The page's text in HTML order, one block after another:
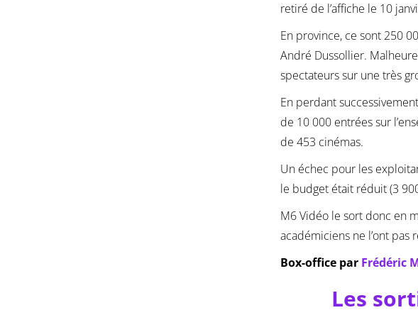
retiré de l’affiche le 10
En province, ce sont 250
André Dussollier.
spectateurs sur une très
En perdant
de 10 000 entrées sur
de 453 cinémas.
Un échec pour les
le budget était réduit (3
M6 Vidéo le sort donc en
académiciens ne l’ont
Box-office par Frédéric
Les